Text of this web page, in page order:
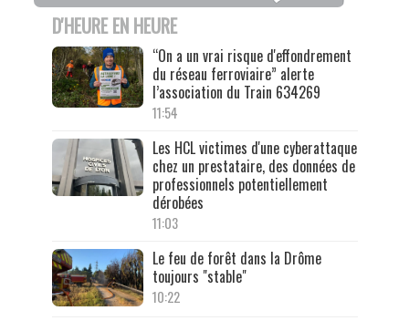
D'HEURE EN HEURE
“On a un vrai risque d'effondrement
du réseau ferroviaire” alerte
l’association du Train 634269
11:54
Les HCL victimes d'une cyberattaque
chez un prestataire, des données de
professionnels potentiellement
dérobées
11:03
Le feu de forêt dans la Drôme
toujours "stable"
10:22